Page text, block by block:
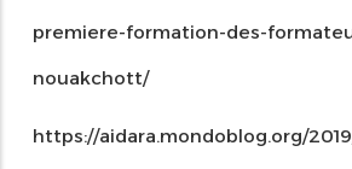
premiere-formation-des-
nouakchott/
https://aidara.mondoblog.org/